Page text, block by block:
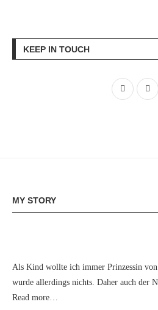
KEEP IN TOUCH
MY STORY
Als Kind wollte ich immer Prinzessin
wurde allerdings nichts. Daher auch der
Read more…